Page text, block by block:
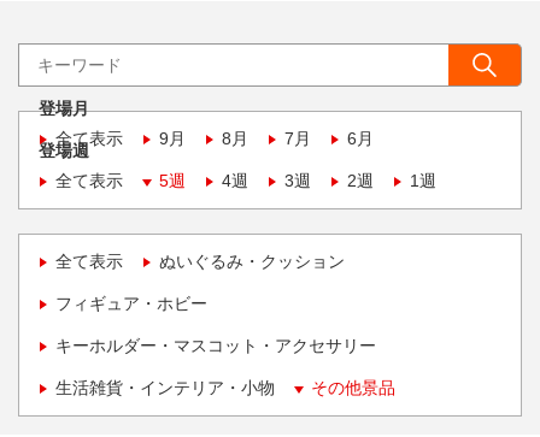
登場月
全て表示
9月 8月 7月 6月
登場週
全て表示
5週 4週 3週 2週 1週
全て表示 ぬいぐるみ・クッション
フィギュア・ホビー
キーホルダー・マスコット・アクセサリー
生活雑貨・インテリア・小物 その他景品